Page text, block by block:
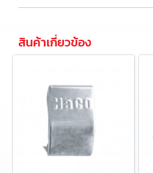
สินค้าเกี่ยวข้อง